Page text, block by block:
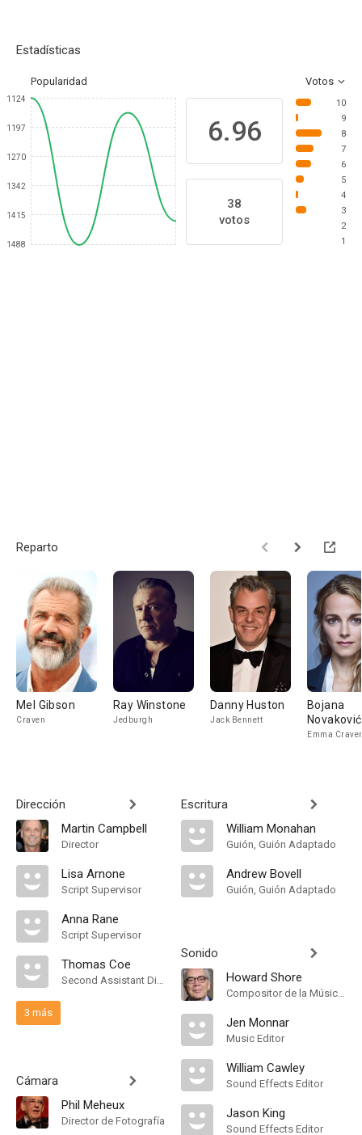
Estadísticas
Popularidad Votos
1124
1197
1270
1342
1415
1488
6.96
38
votos
10
9
8
7
6
5
4
3
2
1
Reparto
Mel Gibson
Craven
Ray Winstone
Jedburgh
Danny Huston
Jack Bennett
Bojana
Novaković
Emma
Dirección
Martin Campbell
Director
Lisa Arnone
Script Supervisor
Anna Rane
Script Supervisor
Thomas Coe
Second Assistant Director
3 más
Cámara
Phil Meheux
Director de Fotografía
Escritura
William Monahan
Guión, Guión Adaptado
Andrew Bovell
Guión, Guión Adaptado
Sonido
Howard Shore
Compositor de la Música Original
Jen Monnar
Music Editor
William Cawley
Sound Effects Editor
Jason King
Sound Effects Editor